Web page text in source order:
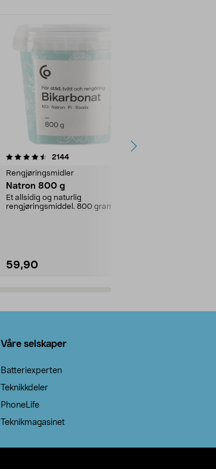
2144anmeldelser
Rengjøringsmidler
Natron 800 g
Et allsidig og naturlig
rengjøringsmiddel. 800 gram
59,90
4.0av 5 stjerner
Våre selskaper
Batteriexperten
Teknikkdeler
PhoneLife
Teknikmagasinet